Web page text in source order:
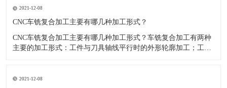
其他的常规材料，比如铜材和铝合金，究其原因有以下几个关键
因素： 一
2021-12-08
CNC车铣复合加工主要有哪几种加工形式？
CNC车铣复合加工主要有哪几种加工形式？车铣复合加工有两种
主要的加工形式：工件与刀具轴线平行时的外形轮廓加工；工件
2021-12-08